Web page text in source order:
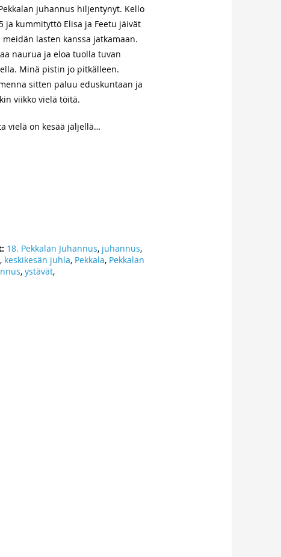
juhannus hiljentynyt. Kello
ja kummityttö Elisa ja Feetu jäivät
meidän lasten kanssa jatkamaan.
naurua ja eloa tuolla tuvan
Minä pistin jo pitkälleen.
sitten paluu eduskuntaan ja
viikko vielä töitä.
vielä on kesää jäljellä…
18. Pekkalan Juhannus, juhannus,
, keskikesän juhla, Pekkala, Pekkalan
, ystävät,